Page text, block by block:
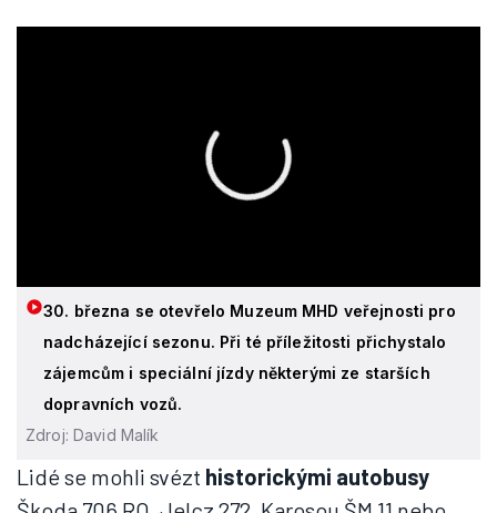
30. března se otevřelo Muzeum MHD veřejnosti pro
nadcházející sezonu. Při té příležitosti přichystalo
zájemcům i speciální jízdy některými ze starších
dopravních vozů.
Zdroj: David Malík
Lidé se mohli svézt historickými autobusy